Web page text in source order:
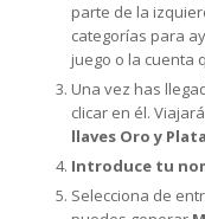
parte de la
categorías para
juego o la cuenta
Una vez has
clicar en él.
llaves Oro y
Introduce tu
Selecciona de